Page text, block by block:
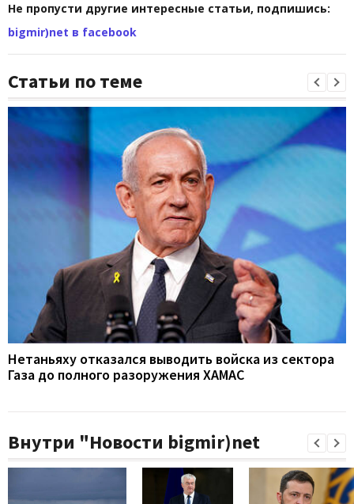
Не пропусти другие интересные статьи, подпишись:
bigmir)net в facebook
Статьи по теме
Нетаньяху отказался выводить войска из сектора
Газа до полного разоружения ХАМАС
Внутри "Новости bigmir)net